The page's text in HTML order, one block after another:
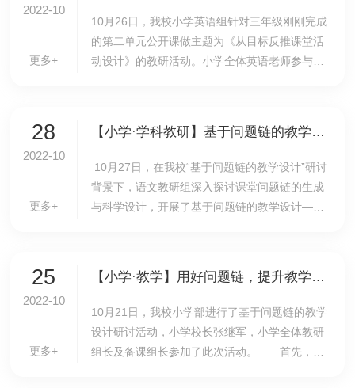
2022-10
更多+
​10月26日，我校小学英语组针对三年级刚刚完成
的第二单元公开课做主题为《从目标反推课堂活
动设计》的教研活动。小学全体英语老师参与此
28
2022-10
更多+
【小学·学科教研】基于问题链的教学设计——小学语文教研组开展课例研究
10​月27日，在我校“基于问题链的教学设计”研讨
背景下，语文教研组深入探讨课堂问题链的生成
与科学设计，开展了基于问题链的教学设计——
25
2022-10
更多+
【小学·教学】用好问题链，提升教学有效性——我校小学部首次举行联合教研活动
10月21日，我校小学部进行了基于问题链的教学
设计研讨活动，小学校长张继军，小学全体教研
组长及备课组长参加了此次活动。 首先，小